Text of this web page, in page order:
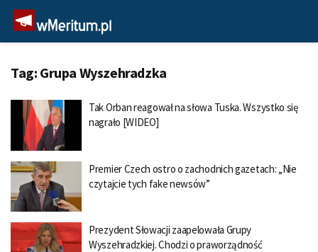
Tag: Grupa Wyszehradzka
Tak Orban reagował na słowa Tuska. Wszystko się
nagrało [WIDEO]
Premier Czech ostro o zachodnich gazetach: „Nie
czytajcie tych fake newsów”
Prezydent Słowacji zaapelowała Grupy
Wyszehradzkiej. Chodzi o praworządność